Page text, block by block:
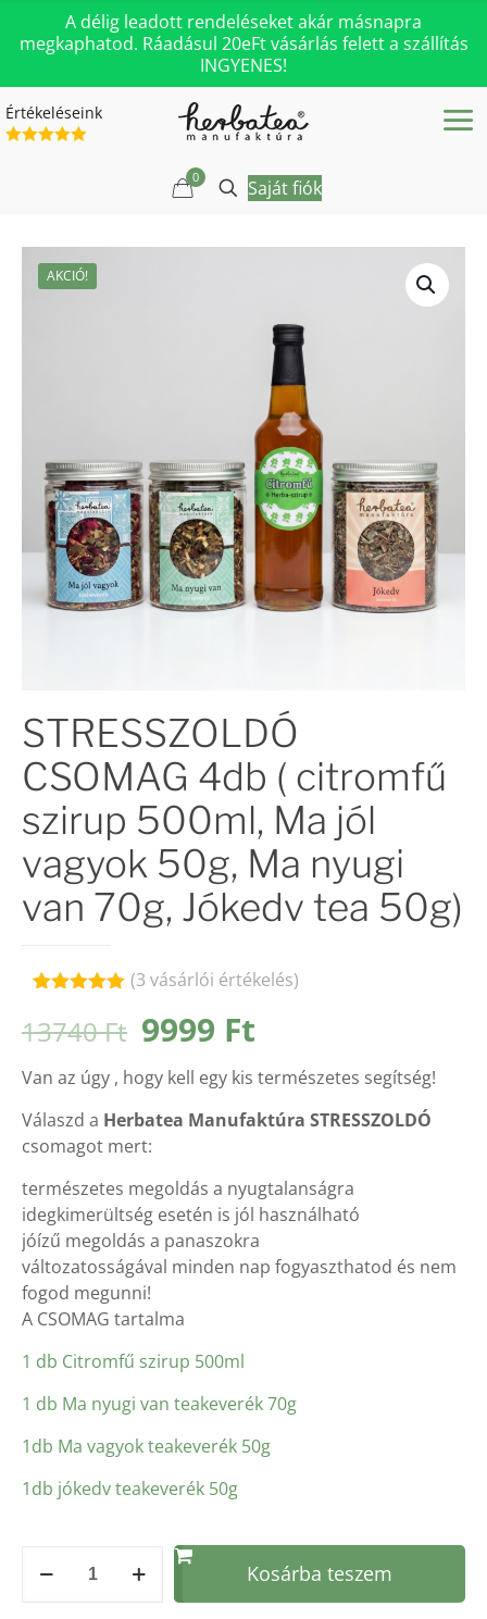
A délig leadott rendeléseket akár másnapra
megkaphatod. Ráadásul 20eFt vásárlás felett a szállítás
INGYENES!
Értékeléseink
0 Saját fiók
AKCIÓ!
STRESSZOLDÓ
CSOMAG 4db ( citromfű
szirup 500ml, Ma jól
vagyok 50g, Ma nyugi
van 70g, Jókedv tea 50g)
5.00az 5-
ből,
alapján
(3 vásárlói értékelés)
13740Ft Original
price
was:
13740 Ft.
9999 Ft
price
is:
9999 Ft.
Van az úgy , hogy kell egy kis természetes segítség!
Válaszd a Herbatea Manufaktúra STRESSZOLDÓ
csomagot mert:
természetes megoldás a nyugtalanságra
idegkimerültség esetén is jól használható
jóízű megoldás a panaszokra
változatosságával minden nap fogyaszthatod és nem
fogod megunni!
A CSOMAG tartalma
1 db Citromfű szirup 500ml
1 db Ma nyugi van teakeverék 70g
1db Ma vagyok teakeverék 50g
1db jókedv teakeverék 50g
CSOMAG
Kosárba teszem